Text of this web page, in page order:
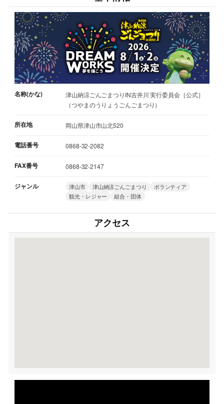
名称(かな)
津山納涼ごんごまつりIN吉井川 実行委員会［公式］
（つやまのうりょうごんごまつり）
所在地 岡山県津山市山北520
電話番号 0868-32-2082
FAX番号 0868-32-2147
ジャンル 津山市 津山納涼ごんごまつり
ボランティア
観光・レジャー
組合・団体
アクセス